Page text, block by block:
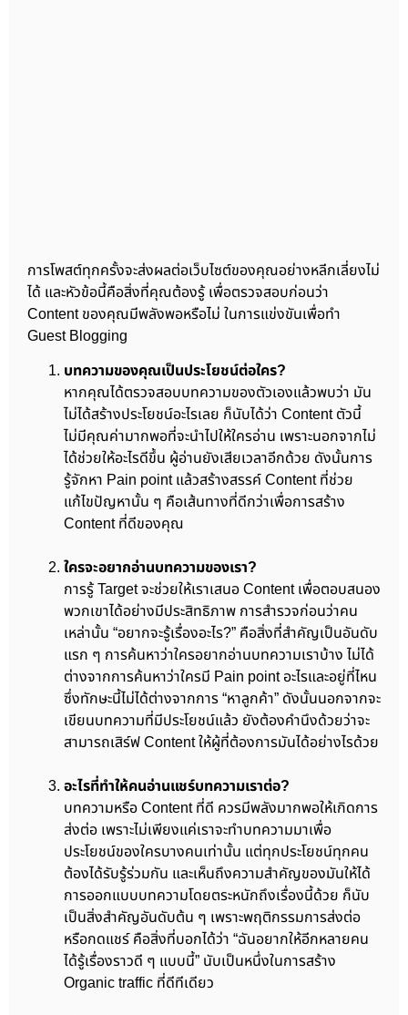
การโพสต์ทุกครั้งจะส่งผลต่อเว็บไซต์ของคุณอย่างหลีกเลี่ยงไม่
ได้ และหัวข้อนี้คือสิ่งที่คุณต้องรู้ เพื่อตรวจสอบก่อนว่า
Content ของคุณมีพลังพอหรือไม่ ในการแข่งขันเพื่อทำ
Guest Blogging
บทความของคุณเป็นประโยชน์ต่อใคร?
หากคุณได้ตรวจสอบบทความของตัวเองแล้วพบว่า มัน
ไม่ได้สร้างประโยชน์อะไรเลย ก็นับได้ว่า Content ตัวนี้
ไม่มีคุณค่ามากพอที่จะนำไปให้ใครอ่าน เพราะนอกจากไม่
ได้ช่วยให้อะไรดีขึ้น ผู้อ่านยังเสียเวลาอีกด้วย ดังนั้นการ
รู้จักหา Pain point แล้วสร้างสรรค์ Content ที่ช่วย
แก้ไขปัญหานั้น ๆ คือเส้นทางที่ดีกว่าเพื่อการสร้าง
Content ที่ดีของคุณ
ใครจะอยากอ่านบทความของเรา?
การรู้ Target จะช่วยให้เราเสนอ Content เพื่อตอบสนอง
พวกเขาได้อย่างมีประสิทธิภาพ การสำรวจก่อนว่าคน
เหล่านั้น “อยากจะรู้เรื่องอะไร?” คือสิ่งที่สำคัญเป็นอันดับ
แรก ๆ การค้นหาว่าใครอยากอ่านบทความเราบ้าง ไม่ได้
ต่างจากการค้นหาว่าใครมี Pain point อะไรและอยู่ที่ไหน
ซึ่งทักษะนี้ไม่ได้ต่างจากการ “หาลูกค้า” ดังนั้นนอกจากจะ
เขียนบทความที่มีประโยชน์แล้ว ยังต้องคำนึงด้วยว่าจะ
สามารถเสิร์ฟ Content ให้ผู้ที่ต้องการมันได้อย่างไรด้วย
อะไรที่ทำให้คนอ่านแชร์บทความเราต่อ?
บทความหรือ Content ที่ดี ควรมีพลังมากพอให้เกิดการ
ส่งต่อ เพราะไม่เพียงแค่เราจะทำบทความมาเพื่อ
ประโยชน์ของใครบางคนเท่านั้น แต่ทุกประโยชน์ทุกคน
ต้องได้รับรู้ร่วมกัน และเห็นถึงความสำคัญของมันให้ได้
การออกแบบบทความโดยตระหนักถึงเรื่องนี้ด้วย ก็นับ
เป็นสิ่งสำคัญอันดับต้น ๆ เพราะพฤติกรรมการส่งต่อ
หรือกดแชร์ คือสิ่งที่บอกได้ว่า “ฉันอยากให้อีกหลายคน
ได้รู้เรื่องราวดี ๆ แบบนี้” นับเป็นหนึ่งในการสร้าง
Organic traffic ที่ดีทีเดียว